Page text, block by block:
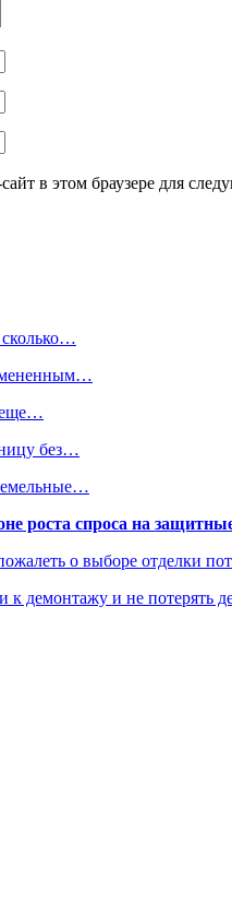
в этом браузере для
еще…
без…
роста спроса на
о выборе отделки
к демонтажу и не потерять